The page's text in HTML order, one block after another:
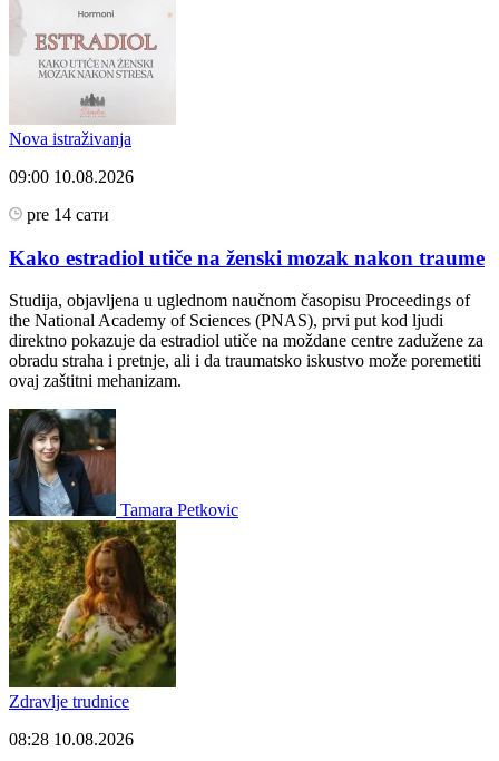
Nova istraživanja
09:00 10.08.2026
pre 14 сати
Kako estradiol utiče na ženski mozak nakon traume
Studija, objavljena u uglednom naučnom časopisu Proceedings of
the National Academy of Sciences (PNAS), prvi put kod ljudi
direktno pokazuje da estradiol utiče na moždane centre zadužene za
obradu straha i pretnje, ali i da traumatsko iskustvo može poremetiti
ovaj zaštitni mehanizam.
Tamara Petkovic
Zdravlje trudnice
08:28 10.08.2026